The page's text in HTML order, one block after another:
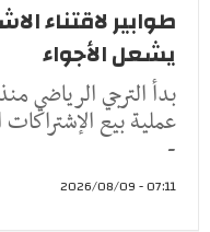
طوابير لاقتناء
يشعل الأجواء
بدأ الترجي الرياضي
-
07:11 - 2026/08/09